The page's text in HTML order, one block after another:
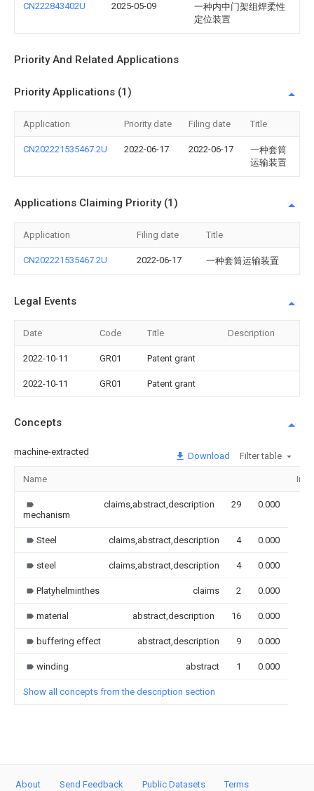
CN222843402U 2025-05-09
一种内中门架组焊柔性
定位装置
Priority And Related Applications
Priority Applications (1)
Application Priority date Filing date Title
CN202221535467.2U 2022-06-17 2022-06-17
一种套筒
运输装置
Applications Claiming Priority (1)
Application Filing date Title
CN202221535467.2U 2022-06-17 一种套筒运输装置
Legal Events
Date Code Title Description
2022-10-11 GR01 Patent grant
2022-10-11 GR01 Patent grant
Concepts
machine-extracted Download Filter table
Name
mechanism
claims,abstract,description 29 0.000
Steel claims,abstract,description 4 0.000
steel claims,abstract,description 4 0.000
Platyhelminthes claims 2 0.000
material abstract,description 16 0.000
buffering effect abstract,description 9 0.000
winding abstract 1 0.000
Show all concepts from the description section
About Send Feedback Public Datasets
Terms